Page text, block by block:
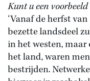
Kunt u een
‘Vanaf de herfst
bezette landsdeel
in het westen,
het land, waren
bestrijden.